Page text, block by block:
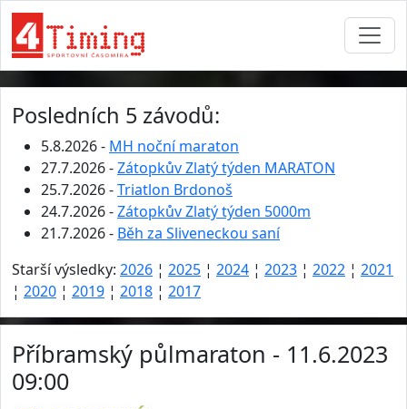
Posledních 5 závodů:
5.8.2026 - MH noční maraton
27.7.2026 -Zátopkův Zlatý týden MARATON
25.7.2026 -Triatlon Brdonoš
24.7.2026 -Zátopkův Zlatý týden 5000m
21.7.2026 - Běh za Sliveneckou saní
Starší výsledky: 2026 ¦ 2025 ¦ 2024 ¦ 2023 ¦ 2022 ¦ 2021
¦ 2020 ¦ 2019 ¦ 2018 ¦ 2017
Příbramský půlmaraton - 11.6.2023
09:00